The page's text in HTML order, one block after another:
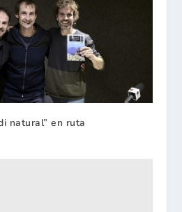
natural” en ruta